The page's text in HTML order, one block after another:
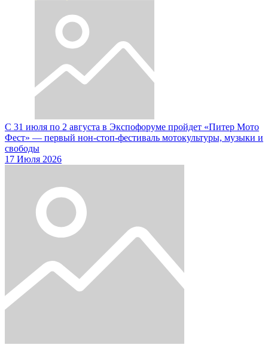
С 31 июля по 2 августа в Экспофоруме пройдет «Питер Мото
Фест» — первый нон-стоп-фестиваль мотокультуры, музыки и
свободы
17 Июля 2026